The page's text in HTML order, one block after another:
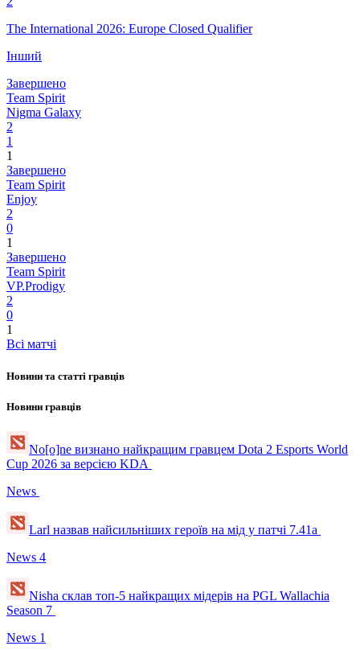
The International 2026: Europe Closed Qualifier
Інший
Завершено
Team Spirit
Nigma Galaxy
2
1
1
Завершено
Team Spirit
Enjoy
2
0
1
Завершено
Team Spirit
VP.Prodigy
2
0
1
Всі матчі
Новини та статті гравців
Новини гравців
No[o]ne визнано найкращим гравцем Dota 2 Esports World
Cup 2026 за версією KDA
News
Larl назвав найсильніших героїв на мід у патчі 7.41a
News 4
Nisha склав топ-5 найкращих мідерів на PGL Wallachia
Season 7
News 1